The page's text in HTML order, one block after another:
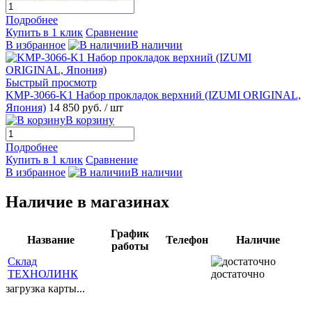
Подробнее
Купить в 1 клик Сравнение
В избранное
В наличии
Быстрый просмотр
KMP-3066-K1 Набор прокладок верхний (IZUMI ORIGINAL,
Япония) 14 850 руб. / шт
В корзину
Подробнее
Купить в 1 клик Сравнение
В избранное
В наличии
Наличие в магазинах
Название
График
работы
Телефон
Наличие
Склад
ТЕХНОЛИНК
достаточно
загрузка карты...